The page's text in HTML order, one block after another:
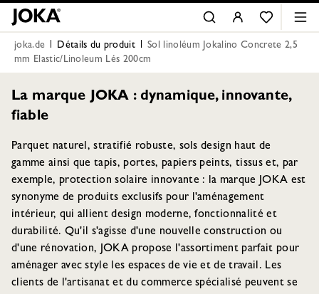
joka.de Détails du produit
Sol linoléum Jokalino Concrete 2,5
mm Elastic/Linoleum Lés 200cm
La marque JOKA : dynamique, innovante,
fiable
Parquet naturel, stratifié robuste, sols design haut de
gamme ainsi que tapis, portes, papiers peints, tissus et, par
exemple, protection solaire innovante : la marque JOKA est
synonyme de produits exclusifs pour l'aménagement
intérieur, qui allient design moderne, fonctionnalité et
durabilité. Qu'il s'agisse d'une nouvelle construction ou
d'une rénovation, JOKA propose l'assortiment parfait pour
aménager avec style les espaces de vie et de travail. Les
clients de l'artisanat et du commerce spécialisé peuvent se